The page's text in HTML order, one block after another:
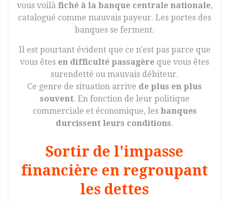
vous voilà fiché à la banque centrale nationale,
catalogué comme mauvais payeur. Les portes des
banques se ferment.
Il est pourtant évident que ce n'est pas parce que
vous êtes en difficulté passagère que vous êtes
surendetté ou mauvais débiteur.
Ce genre de situation arrive de plus en plus
souvent. En fonction de leur politique
commerciale et économique, les banques
durcissent leurs conditions.
Sortir de l'impasse
financière en regroupant
les dettes